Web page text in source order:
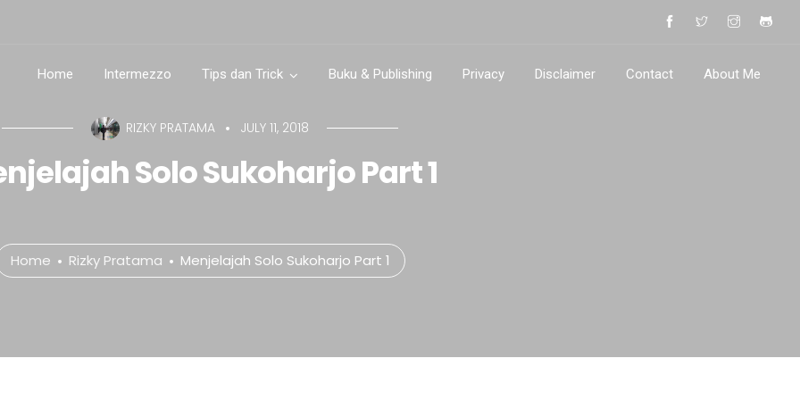
Home Intermezzo Tips dan Trick Buku & Publishing Privacy Disclaimer Contact About Me
RIZKY PRATAMA JULY 11, 2018
Solo Sukoharjo Part 1
Home Rizky Pratama Menjelajah Solo Sukoharjo Part 1